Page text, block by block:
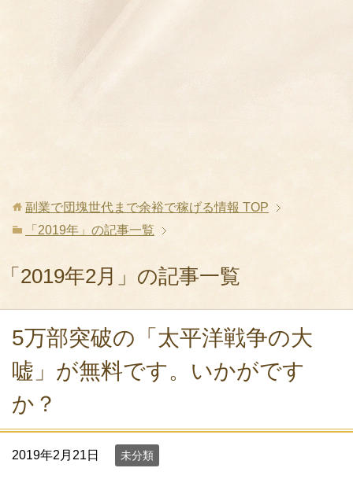
副業で団塊世代まで余裕で稼げる情報 TOP
「2019年」の記事一覧
「2019年2月」の記事一覧
5万部突破の「太平洋戦争の大
嘘」が無料です。いかがです
か？
2019年2月21日 未分類